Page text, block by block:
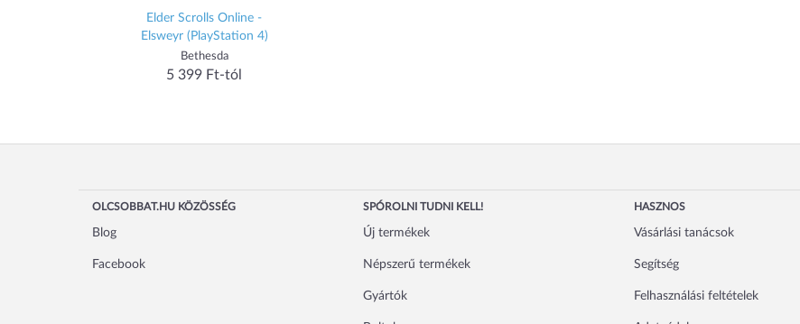
Elder Scrolls Online -
Elsweyr (PlayStation 4)
Bethesda
5 399 Ft-tól
OLCSOBBAT.HU KÖZÖSSÉG
Blog
Facebook
SPÓROLNI TUDNI KELL!
Új termékek
Népszerű termékek
Gyártók
HASZNOS
Vásárlási tanácsok
Segítség
Felhasználási feltételek